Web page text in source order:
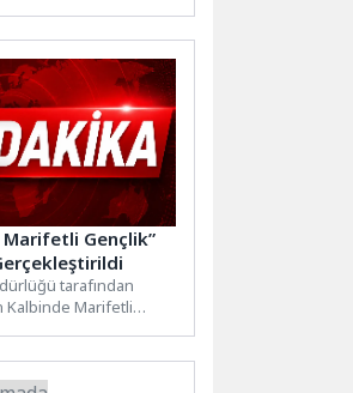
Gençlik”
tarafından
Marifetli